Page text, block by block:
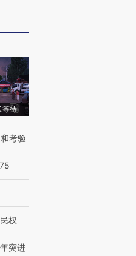
等待
考验
权
突进